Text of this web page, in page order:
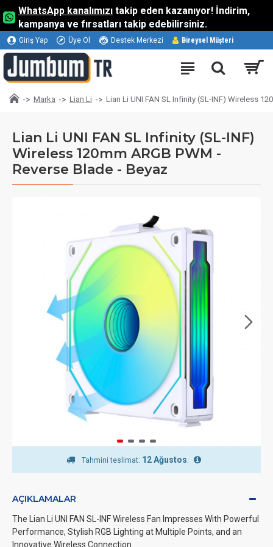
WhatsApp kanalımızı takip eden kazanıyor! İndirim,
kampanya ve fırsatları takip edebilirsiniz.
Giriş Yap Üye Ol Destek Merkezi Bireysel Müşteri
Marka Lian Li Lian Li UNI FAN SL Infinity (SL-INF) Wireless
Lian Li UNI FAN SL Infinity (SL-INF)
Wireless 120mm ARGB PWM -
Reverse Blade - Beyaz
Tahmini teslimat: 12 Ağustos
AÇIKLAMALAR
The Lian Li UNI FAN SL-INF Wireless Fan Impresses With Powerful
Performance, Stylish RGB Lighting at Multiple Points, and an
Innovative Wireless Connection.